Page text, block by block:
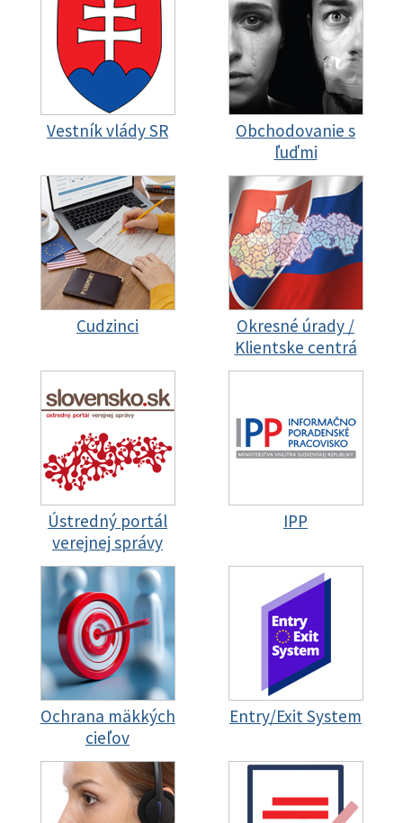
Vestník vlády SR
Obchodovanie s
ľuďmi
Cudzinci
Okresné úrady /
Klientske centrá
Ústredný portál
verejnej správy
IPP
Ochrana mäkkých
cieľov
Entry/Exit System